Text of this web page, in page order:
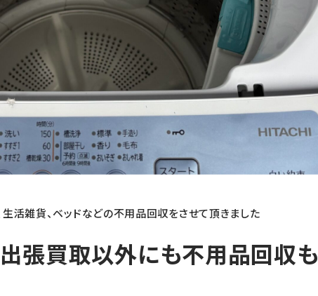
活雑貨、ベッドなどの不用品回収をさせて頂きました
張買取以外にも不用品回収